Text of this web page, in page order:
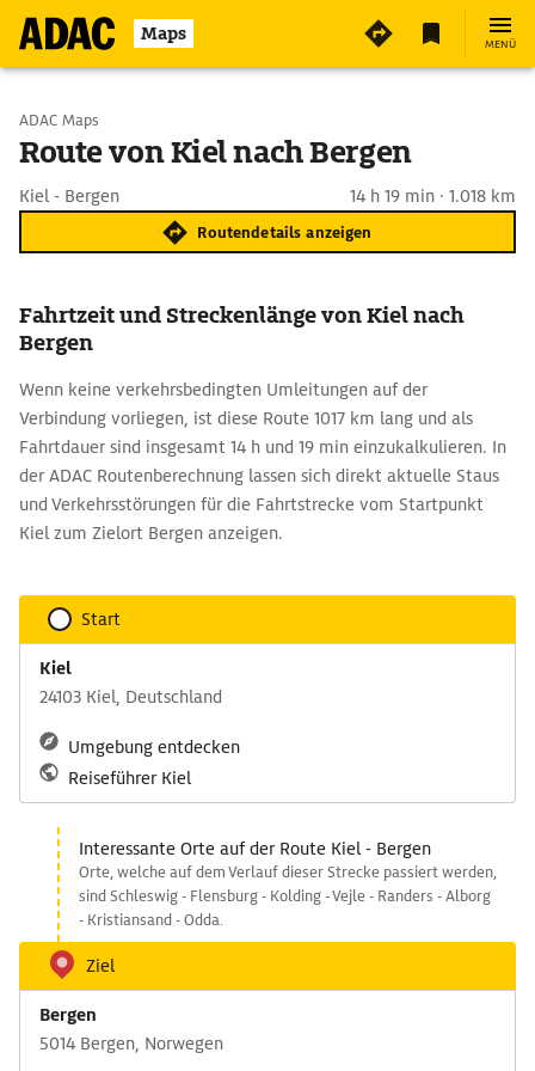
Maps MENÜ
Start wählen
ADAC Maps
Route von Kiel nach Bergen
Kiel - Bergen 14 h 19 min · 1.018 km
Routendetails anzeigen
Fahrtzeit und Streckenlänge von Kiel nach
Bergen
Wenn keine verkehrsbedingten Umleitungen auf der
Verbindung vorliegen, ist diese Route 1017 km lang und als
Fahrtdauer sind insgesamt 14 h und 19 min einzukalkulieren. In
der ADAC Routenberechnung lassen sich direkt aktuelle Staus
und Verkehrsstörungen für die Fahrtstrecke vom Startpunkt
Kiel zum Zielort Bergen anzeigen.
Start
Kiel
24103 Kiel, Deutschland
Umgebung entdecken
Reiseführer Kiel
Interessante Orte auf der Route Kiel - Bergen
Orte, welche auf dem Verlauf dieser Strecke passiert werden,
sind Schleswig - Flensburg - Kolding - Vejle - Randers - Alborg
- Kristiansand - Odda.
Ziel
Bergen
5014 Bergen, Norwegen